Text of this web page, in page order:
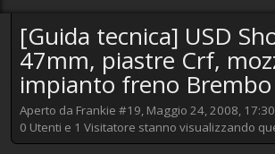
[Guida tecnica] USD
47mm, piastre Crf,
impianto freno
Aperto da Frankie #19, Maggio 24, 2008,
0 Utenti e 1 Visitatore stanno visualizzando